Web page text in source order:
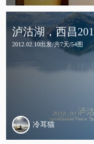
泸沽湖，西昌
2012.02.10出发/共7天/54图
冷耳猫